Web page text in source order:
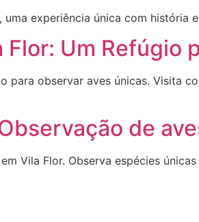
experiência única com história
Um Refúgio
para observar aves únicas. Visita
de
Vila Flor. Observa espécies